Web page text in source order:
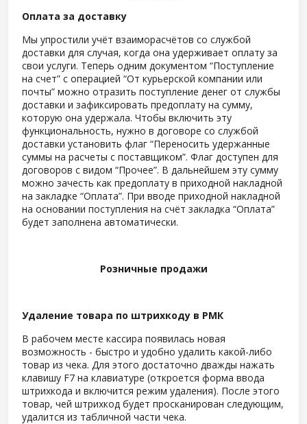
Оплата за доставку
Мы упростили учёт взаиморасчётов со службой
доставки для случая, когда она удерживает оплату за
свои услуги. Теперь одним документом “Поступление
на счет” с операцией “От курьерской компании или
почты” можно отразить поступление денег от службы
доставки и зафиксировать предоплату на сумму,
которую она удержала. Чтобы включить эту
функциональность, нужно в договоре со службой
доставки установить флаг “Переносить удержанные
суммы на расчеты с поставщиком”. Флаг доступен для
договоров с видом “Прочее”. В дальнейшем эту сумму
можно зачесть как предоплату в приходной накладной
на закладке “Оплата”. При вводе приходной накладной
на основании поступления на счёт закладка “Оплата”
будет заполнена автоматически.
Розничные продажи
Удаление товара по штрихкоду в РМК
В рабочем месте кассира появилась новая
возможность - быстро и удобно удалить какой-либо
товар из чека. Для этого достаточно дважды нажать
клавишу F7 на клавиатуре (откроется форма ввода
штрихкода и включится режим удаления). После этого
товар, чей штрихкод будет просканирован следующим,
удалится из табличной части чека.